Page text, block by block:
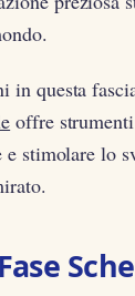
in questa
offre
e stimolare lo